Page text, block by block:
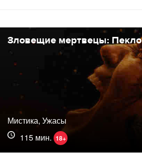
Зловещие мертвецы: Пекло
Мистика, Ужасы
115 мин. 18+